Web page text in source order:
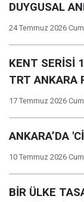
DUYGUSAL
24 Temmuz 2026
KENT SERİSİ
TRT ANKARA
17 Temmuz 2026
ANKARA’DA
10 Temmuz 2026
BİR ÜLKE